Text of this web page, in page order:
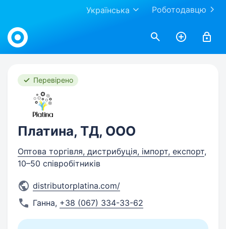
Роботодавцю
Українська
Work.ua
Перевірено
Платина, ТД, ООО
Оптова торгівля, дистрибуція, імпорт, експорт,
10–50 співробітників
distributorplatina.com/
Ганна, +38 (067) 334-33-62